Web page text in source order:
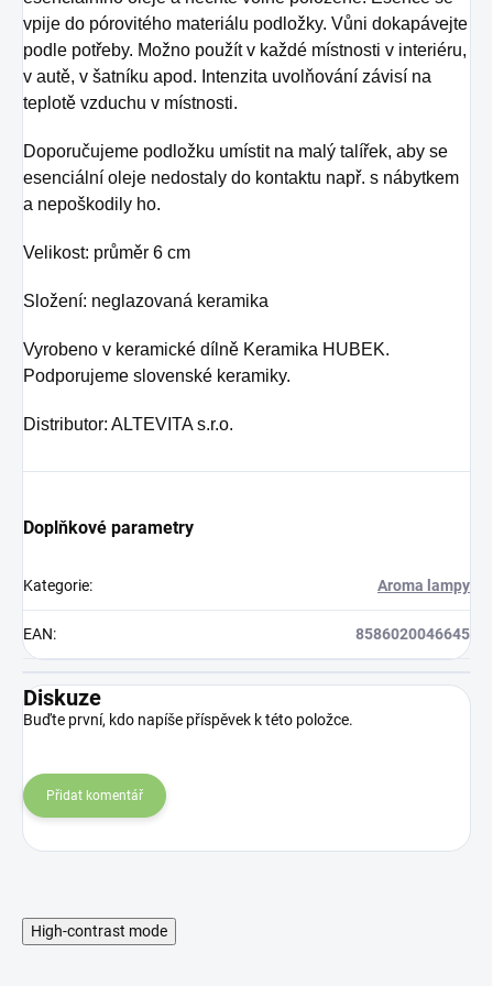
PRECHLADNUTIE
obsahuje 100%
esenciální olej
PEPPERMINT 10 ml
- EUKALYPTUS 10
LEVANDUĽA 10 ml -
BERGAMOT 10 ml.
vpije do pórovitého materiálu podložky. Vůni dokapávejte
podle potřeby. Možno použít v každé místnosti v interiéru,
v autě, v šatníku apod. Intenzita uvolňování závisí na
teplotě vzduchu v místnosti.
Doporučujeme podložku umístit na malý talířek, aby se
esenciální oleje nedostaly do kontaktu např. s nábytkem
a nepoškodily ho.
Velikost: průměr 6 cm
Složení: neglazovaná keramika
Vyrobeno v keramické dílně Keramika HUBEK.
Podporujeme slovenské keramiky.
Distributor: ALTEVITA s.r.o.
Doplňkové parametry
Kategorie: Aroma lampy
EAN: 8586020046645
Diskuze
Buďte první, kdo napíše příspěvek k této položce.
Přidat komentář
High-contrast mode